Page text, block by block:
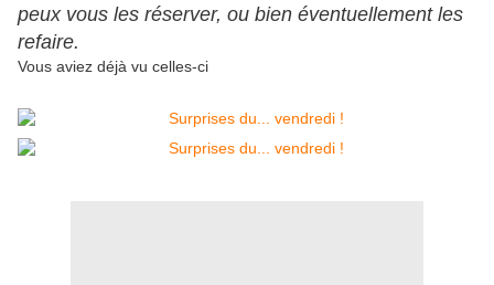
peux vous les réserver, ou bien éventuellement les
refaire.
Vous aviez déjà vu celles-ci